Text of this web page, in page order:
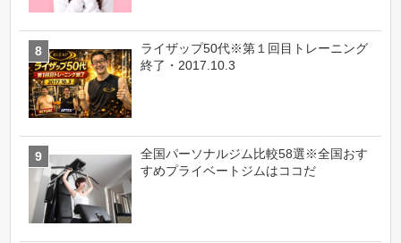
ライザップ50代※第１回目トレーニング
終了・2017.10.3
全国パーソナルジム比較58選※全国おす
すめプライベートジムはココだ